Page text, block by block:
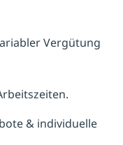
Vergütung
& individuelle